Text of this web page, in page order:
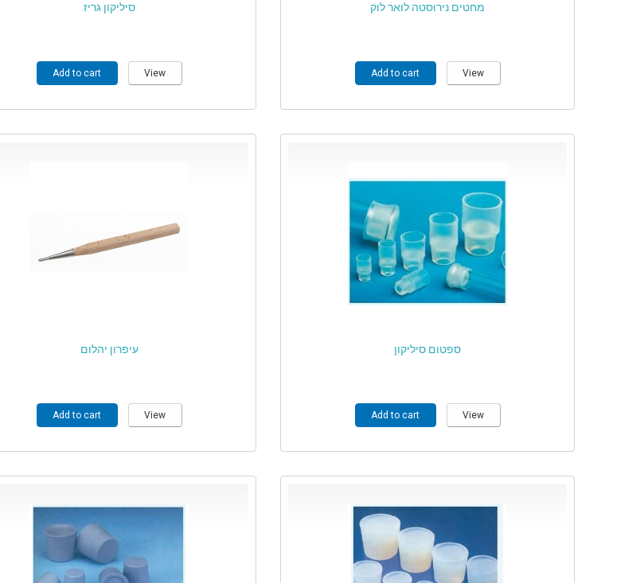
סיליקון גריז
Add to cart View
מחטים נירוסטה לואר לוק
Add to cart View
עיפרון יהלום
Add to cart View
ספטום סיליקון
Add to cart View